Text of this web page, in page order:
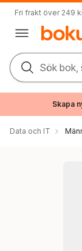
Fri frakt över 249
Sök bok,
Skapa
Data och IT